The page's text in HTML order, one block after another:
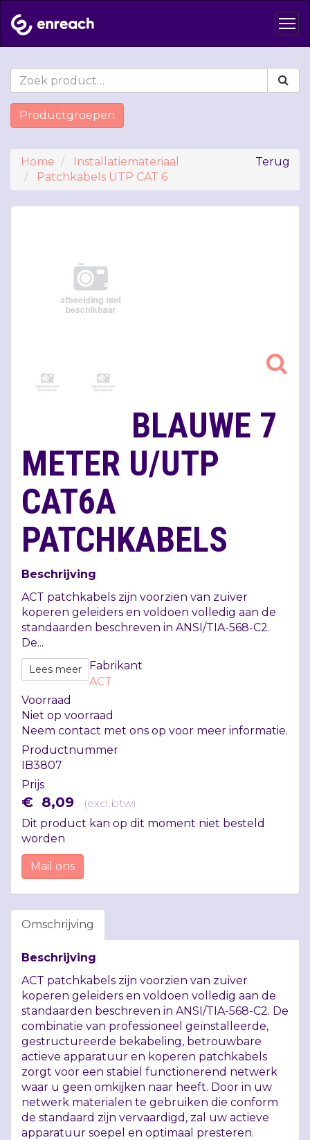
Productgroepen
Terug
Home
Installatiemateriaal
Patchkabels UTP CAT 6
BLAUWE 7
METER U/UTP
CAT6A
PATCHKABELS
Beschrijving
ACT patchkabels zijn voorzien van zuiver
koperen geleiders en voldoen volledig aan de
standaarden beschreven in ANSI/TIA-568-C2.
De...
Lees meer
Fabrikant
ACT
Voorraad
Niet op voorraad
Neem contact met ons op voor meer informatie.
Productnummer
IB3807
Prijs
€ 8,09 (excl.btw)
Dit product kan op dit moment niet besteld
worden
Mail ons
Omschrijving
Beschrijving
ACT patchkabels zijn voorzien van zuiver
koperen geleiders en voldoen volledig aan de
standaarden beschreven in ANSI/TIA-568-C2. De
combinatie van professioneel geïnstalleerde,
gestructureerde bekabeling, betrouwbare
actieve apparatuur en koperen patchkabels
zorgt voor een stabiel functionerend netwerk
waar u geen omkijken naar heeft. Door in uw
netwerk materialen te gebruiken die conform
de standaard zijn vervaardigd, zal uw actieve
apparatuur soepel en optimaal presteren.